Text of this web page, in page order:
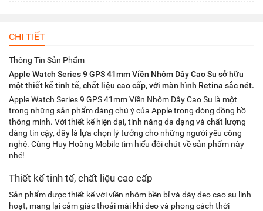
CHI TIẾT
Thông Tin Sản Phẩm
Apple Watch Series 9 GPS 41mm Viền Nhôm Dây Cao Su sở hữu
một thiết kế tinh tế, chất liệu cao cấp, với màn hình Retina sắc nét.
Apple Watch Series 9 GPS 41mm Viền Nhôm Dây Cao Su là một
trong những sản phẩm đáng chú ý của Apple trong dòng đồng hồ
thông minh. Với thiết kế hiện đại, tính năng đa dạng và chất lượng
đáng tin cậy, đây là lựa chọn lý tưởng cho những người yêu công
nghệ. Cùng Huy Hoàng Mobile tìm hiểu đôi chút về sản phẩm này
nhé!
Thiết kế tinh tế, chất liệu cao cấp
Sản phẩm được thiết kế với viền nhôm bền bỉ và dây đeo cao su linh
hoạt, mang lại cảm giác thoải mái khi đeo và phong cách thời